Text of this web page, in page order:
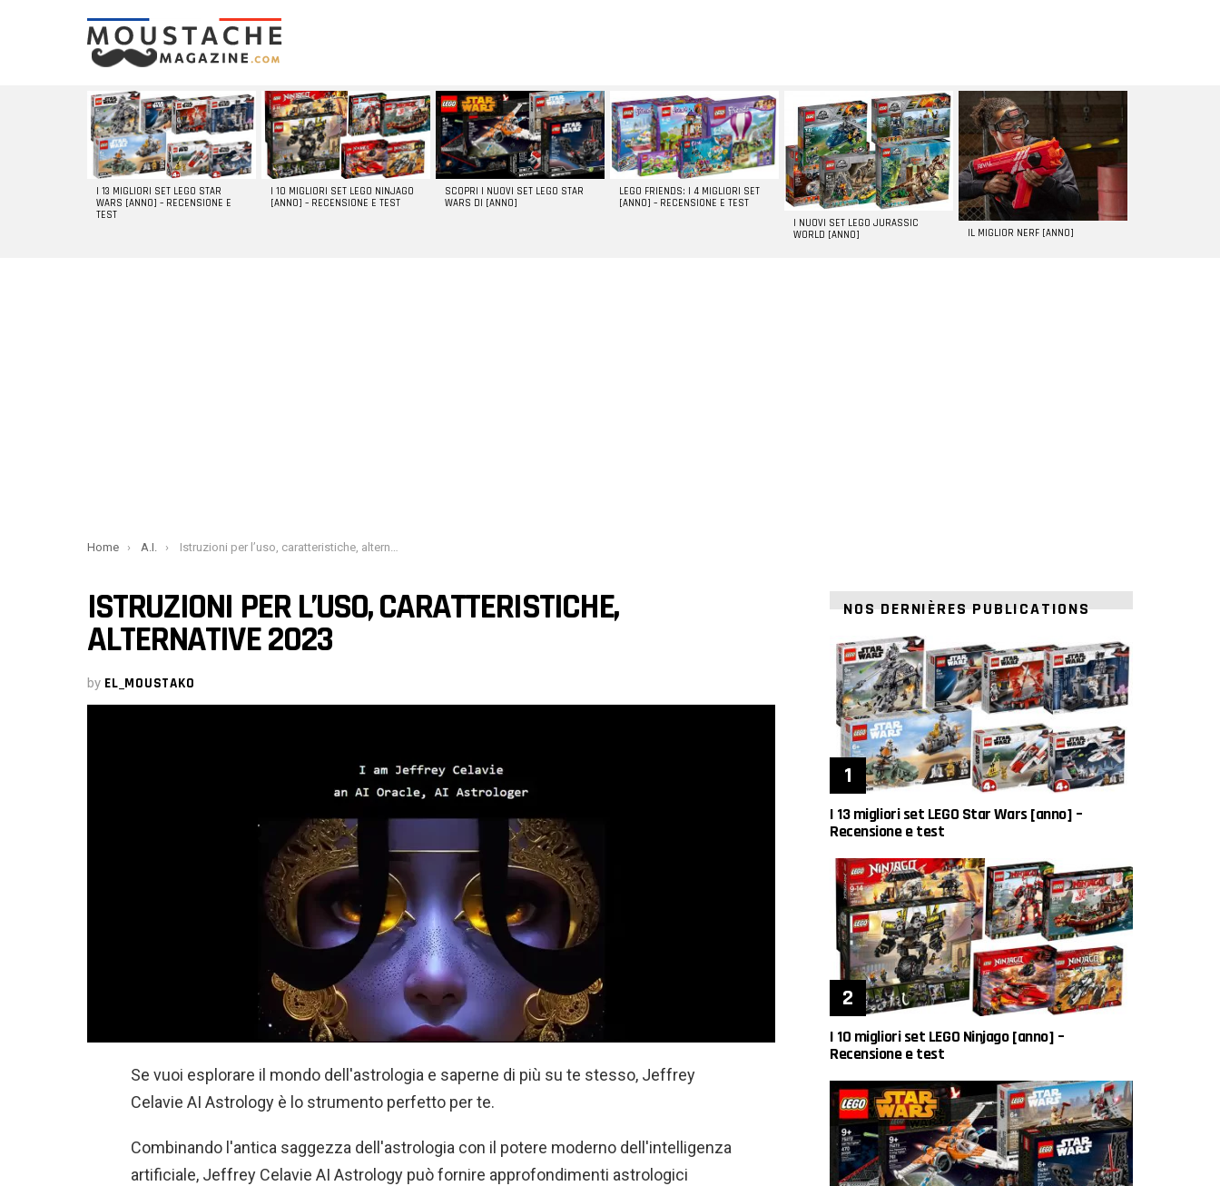
LATEST
STORIES
I 13 MIGLIORI SET LEGO STAR
WARS [ANNO] – RECENSIONE E
TEST
I 10 MIGLIORI SET LEGO NINJAGO
[ANNO] – RECENSIONE E TEST
SCOPRI I NUOVI SET LEGO STAR
WARS DI [ANNO]
LEGO FRIENDS: I 4 MIGLIORI SET
[ANNO] – RECENSIONE E TEST
I NUOVI SET LEGO JURASSIC
WORLD [ANNO]
IL MIGLIOR NERF [ANNO]
You are here:
Home A.I. Istruzioni per l’uso, caratteristiche, alternative 2023
ISTRUZIONI PER L’USO, CARATTERISTICHE,
ALTERNATIVE 2023
by EL_MOUSTAKO
Se vuoi esplorare il mondo dell'astrologia e saperne di più su te stesso, Jeffrey
Celavie AI Astrology è lo strumento perfetto per te.
Combinando l'antica saggezza dell'astrologia con il potere moderno dell'intelligenza
artificiale, Jeffrey Celavie AI Astrology può fornire approfondimenti astrologici
NOS DERNIÈRES PUBLICATIONS
I 13 migliori set LEGO Star Wars [anno] –
Recensione e test
I 10 migliori set LEGO Ninjago [anno] –
Recensione e test